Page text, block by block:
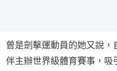
曾是劍擊運動員的她又說
伴主辦世界級體育賽事，